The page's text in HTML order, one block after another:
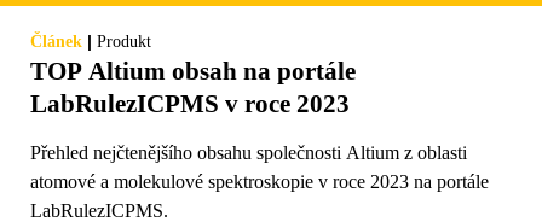
Článek | Produkt
TOP Altium obsah na portále
LabRulezICPMS v roce 2023
Přehled nejčtenějšího obsahu společnosti Altium z oblasti
atomové a molekulové spektroskopie v roce 2023 na portále
LabRulezICPMS.